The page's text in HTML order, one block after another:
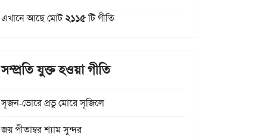
এখানে আছে মোট২১১৫টি গীতি
সম্প্রতি যুক্ত হওয়া গীতি
সৃজন-ভোরে প্রভু মোরে সৃজিলে
জয় পীতাম্বর শ্যাম সুন্দর